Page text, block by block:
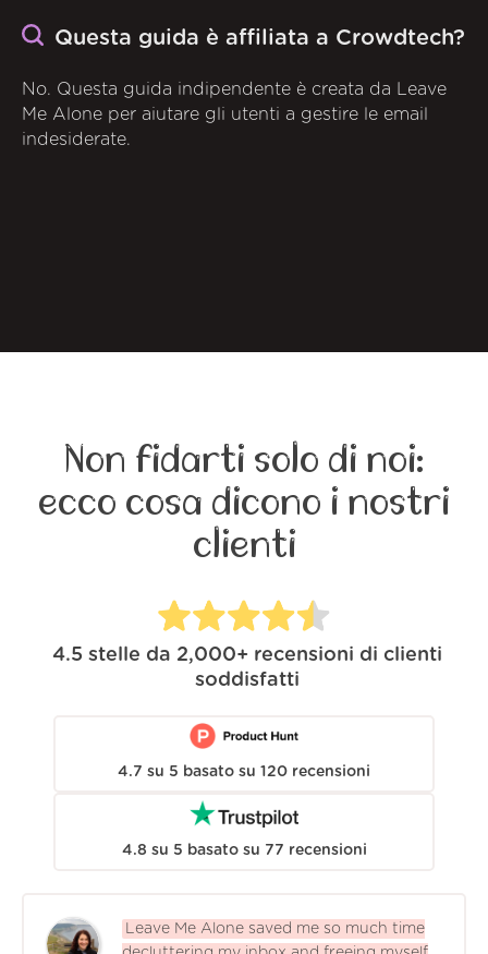
Questa guida è affiliata a Crowdtech?
No. Questa guida indipendente è creata da Leave
Me Alone per aiutare gli utenti a gestire le email
indesiderate.
Non fidarti solo di noi:
ecco cosa dicono i nostri
clienti
4.5 stelle da 2,000+ recensioni di clienti
soddisfatti
4.7 su 5 basato su 120 recensioni
4.8 su 5 basato su 77 recensioni
Leave Me Alone saved me so much time